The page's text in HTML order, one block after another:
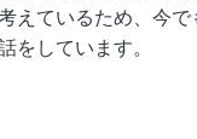
えているため、今で
をしています。